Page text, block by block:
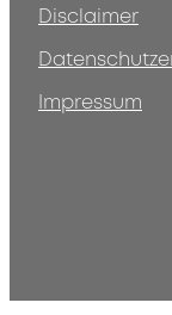
Disclaimer
Impressum